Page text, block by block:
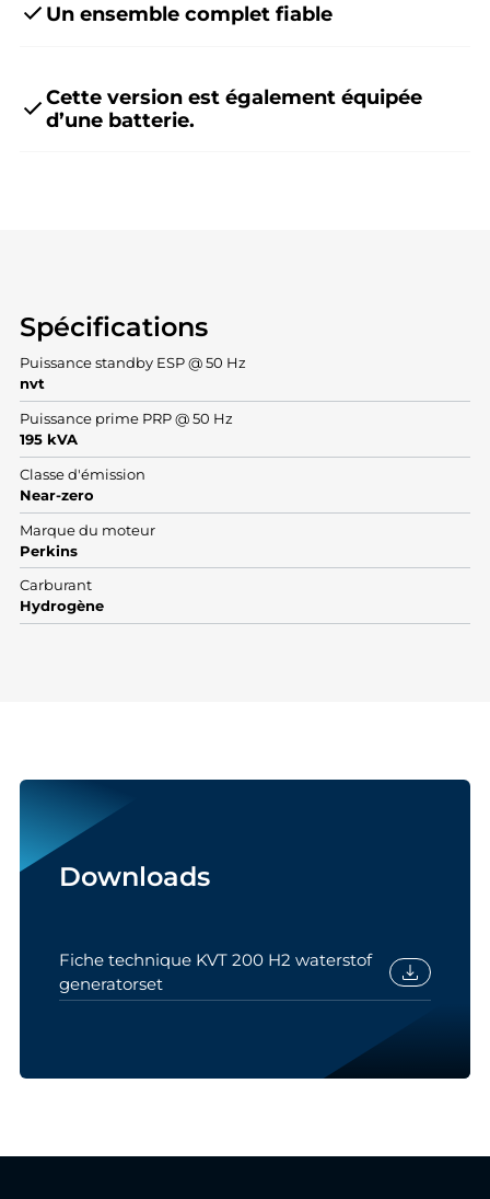
Un ensemble complet fiable
Cette version est également équipée
d’une batterie.
Spécifications
Puissance standby ESP @ 50 Hz
nvt
Puissance prime PRP @ 50 Hz
195 kVA
Classe d'émission
Near-zero
Marque du moteur
Perkins
Carburant
Hydrogène
Downloads
Fiche technique KVT 200 H2 waterstof
generatorset
download